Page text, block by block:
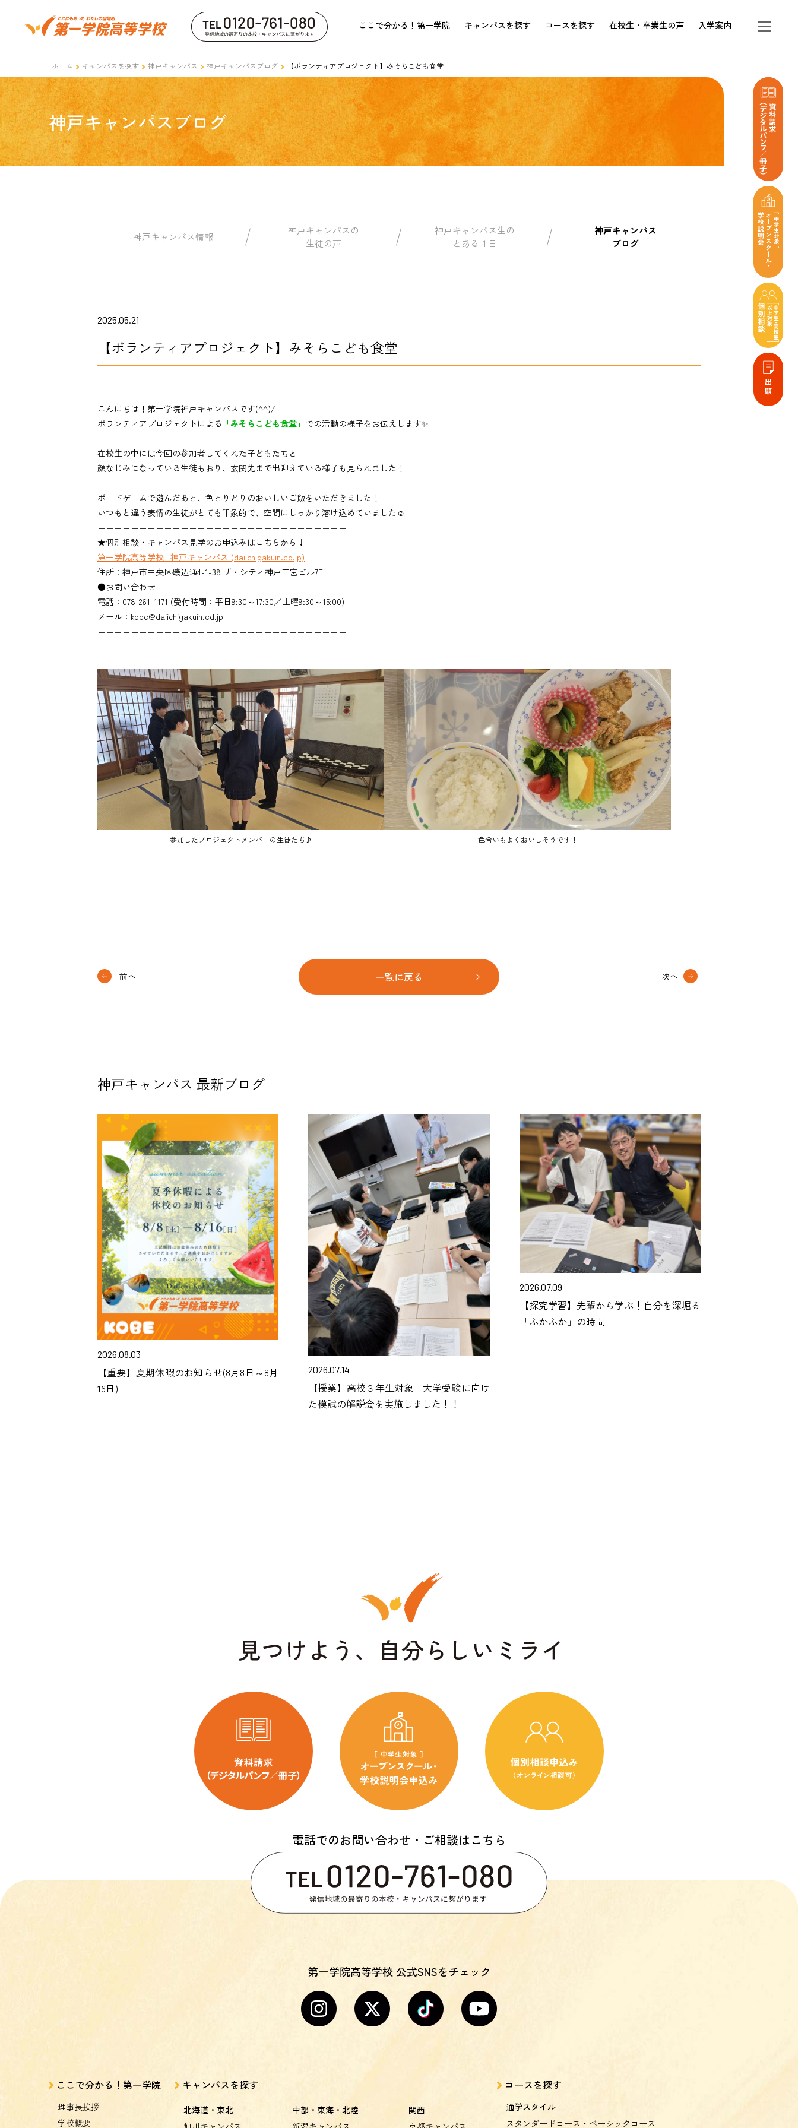
ここで分かる！第一学院 キャンパスを探す コースを探す 在校生・卒業生の声 入学案内
ホーム キャンパスを探す 神戸キャンパス 神戸キャンパスブログ 【ボランティアプロジェクト】みそらこども食堂
神戸キャンパスブログ
神戸キャンパス情報
神戸キャンパスの
生徒の声
神戸キャンパス生の
とある１日
神戸キャンパス
ブログ
2025.05.21
【ボランティアプロジェクト】みそらこども食堂
こんにちは！第一学院神戸キャンパスです(^^)/
ボランティアプロジェクトによる 「みそらこども食堂」 での活動の様子をお伝えします✨
在校生の中には今回の参加者してくれた子どもたちと
顔なじみになっている生徒もおり、玄関先まで出迎えている様子も見られました！
ボードゲームで遊んだあと、色とりどりのおいしいご飯をいただきました！
いつもと違う表情の生徒がとても印象的で、空間にしっかり溶け込めていました☺
＝＝＝＝＝＝＝＝＝＝＝＝＝＝＝＝＝＝＝＝＝＝＝＝＝＝＝＝＝＝
★個別相談・キャンパス見学のお申込みはこちらから↓
第一学院高等学校 | 神戸キャンパス (daiichigakuin.ed.jp)
住所：神戸市中央区磯辺通4-1-38 ザ・シティ神戸三宮ビル7F
●お問い合わせ
電話：078-261-1171 (受付時間：平日9:30～17:30／土曜9:30～15:00)
メール：kobe@daiichigakuin.ed.jp
＝＝＝＝＝＝＝＝＝＝＝＝＝＝＝＝＝＝＝＝＝＝＝＝＝＝＝＝＝＝
参加したプロジェクトメンバーの生徒たち♪ 色合いもよくおいしそうです！
前へ 一覧に戻る 次へ
神戸キャンパス 最新ブログ
2026.08.03
【重要】夏期休暇のお知らせ(8月8日～8月
16日)
2026.07.14
【授業】高校３年生対象 大学受験に向け
た模試の解説会を実施しました！！
2026.07.09
【探究学習】先輩から学ぶ！自分を深堀る
「ふかふか」の時間
電話でのお問い合わせ・ご相談はこちら
第一学院高等学校 公式SNSをチェック
ここで分かる！第一学院
理事長挨拶
学校概要
キャンパスを探す
北海道・東北
中部・東海・北陸
関西
コースを探す
通学スタイル
スタンダードコース・ベーシックコース